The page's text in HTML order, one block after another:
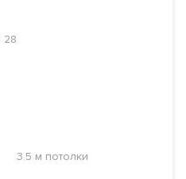
28
3.5 м потолки